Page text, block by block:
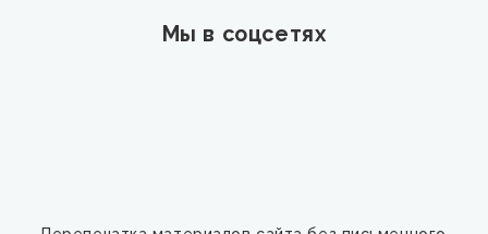
Мы в соцсетях